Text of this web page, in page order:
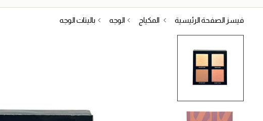
فيسز الصفحة الرئيسية المكياج الوجه باليتات الوجه